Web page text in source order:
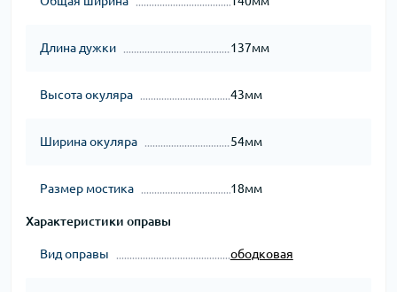
Длина дужки 137мм
Высота окуляра 43мм
Ширина окуляра 54мм
Размер мостика 18мм
Характеристики оправы
Вид оправы ободковая